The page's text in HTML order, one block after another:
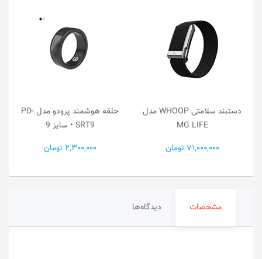
دستبند سلامتی WHOOP مدل
MG LIFE
71,000,000 تومان
حلقه هوشمند پرودو مدل PD-
SRT9 • سایز 9
2,300,000 تومان
مشخصات دیدگاه‌ها